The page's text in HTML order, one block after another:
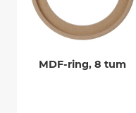
MDF-ring, 8 tum